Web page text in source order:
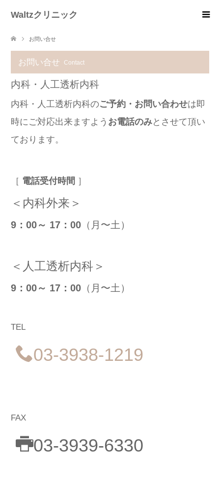
Waltzクリニック
お問い合せ
お問い合せ Contact
内科・人工透析内科
内科・人工透析内科のご予約・お問い合わせは即
時にご対応出来ますよう お電話のみとさせて頂い
ております。
［ 電話受付時間 ］
＜内科外来＞
9：00～ 17：00 （月〜土）
＜人工透析内科＞
9：00～ 17：00 （月〜土）
TEL
03-3938-1219
FAX
03-3939-6330